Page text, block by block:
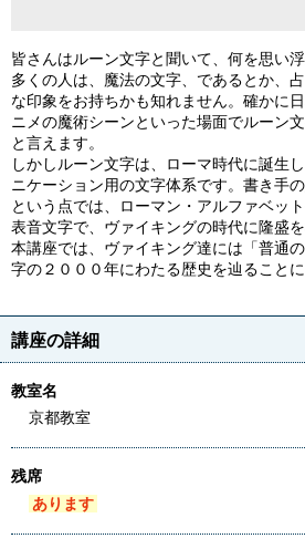
皆さんはルーン文字と聞いて、何を思い
多くの人は、魔法の文字、であるとか、
な印象をお持ちかも知れません。確かに
ニメの魔術シーンといった場面でルーン
と言えます。
しかしルーン文字は、ローマ時代に誕生
ニケーション用の文字体系です。書き手
という点では、ローマン・アルファベッ
表音文字で、ヴァイキングの時代に隆盛を
本講座では、ヴァイキング達には「普通
字の２０００年にわたる歴史を辿ることに
講座の詳細
教室名
京都教室
残席
あります